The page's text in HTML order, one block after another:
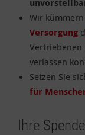
Wir
Versorgung
Vertriebenen
verlassen
Setzen Sie
für
Ihre